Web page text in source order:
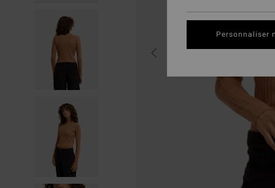
Personnaliser